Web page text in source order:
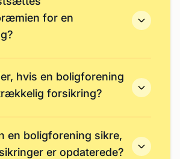
for en
hvis en boligforening
forsikring?
en boligforening sikre,
er opdaterede?